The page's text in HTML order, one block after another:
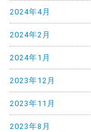
2024年4月
2024年2月
2024年1月
2023年12月
2023年11月
2023年8月